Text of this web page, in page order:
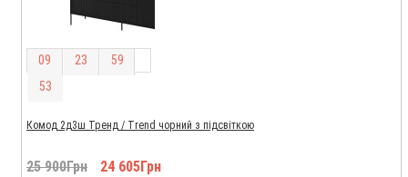
09 23 59
52
Комод 2д3ш Тренд / Trend чорний з підсвіткою
25 900Грн 24 605Грн